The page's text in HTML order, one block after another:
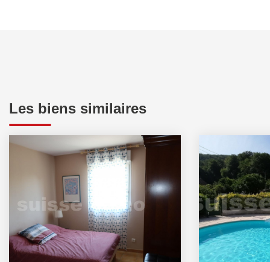
Les biens similaires